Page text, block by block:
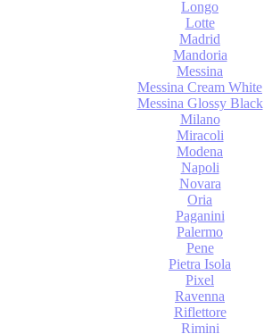
Longo
Lotte
Madrid
Mandoria
Messina
Messina Cream White
Messina Glossy Black
Milano
Miracoli
Modena
Napoli
Novara
Oria
Paganini
Palermo
Pene
Pietra Isola
Pixel
Ravenna
Riflettore
Rimini